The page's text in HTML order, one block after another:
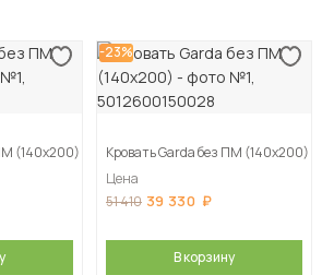
(140х200)
-23%
Кровать Garda без ПМ (140х200)
Цена
51 410 39 330
В корзину